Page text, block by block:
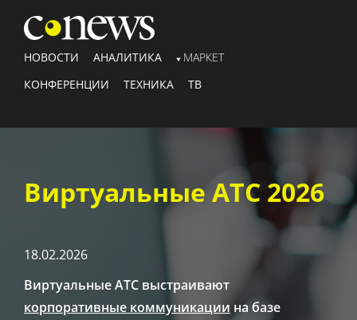
НОВОСТИ АНАЛИТИКА
МАРКЕТ
КОНФЕРЕНЦИИ
ТЕХНИКА ТВ
Виртуальные АТС 2026
Виртуальные АТС выстраивают
корпоративные коммуникации на базе
18.02.2026